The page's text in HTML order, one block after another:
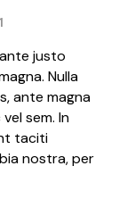
justo
Nulla
ante magna
sem. In
taciti
nostra, per